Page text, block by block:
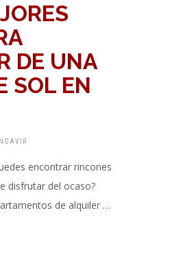
DE UNA
SOL EN
encontrar rincones
disfrutar del ocaso?
de alquiler …